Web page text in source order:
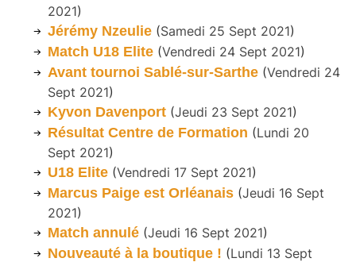
2021)
Jérémy Nzeulie (Samedi 25 Sept 2021)
Match U18 Elite (Vendredi 24 Sept 2021)
Avant tournoi Sablé-sur-Sarthe (Vendredi 24
Sept 2021)
Kyvon Davenport (Jeudi 23 Sept 2021)
Résultat Centre de Formation (Lundi 20
Sept 2021)
U18 Elite (Vendredi 17 Sept 2021)
Marcus Paige est Orléanais (Jeudi 16 Sept
2021)
Match annulé (Jeudi 16 Sept 2021)
Nouveauté à la boutique ! (Lundi 13 Sept